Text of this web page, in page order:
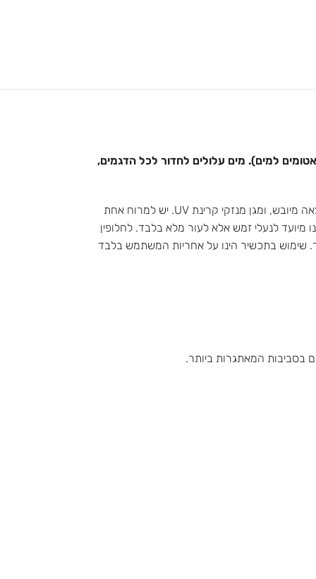
למים). מים עלולים לחדור לכל הדגמים,
מומלץ לטפל בעור הנעליים באמצעות ווקס ייעודי. הטיפול בווקס הופך את העור לדוחה מים (לא אטום למים), מזין אותו בלחות, מפחית סדקים כתוצאה מיובש, ומגן מנזקי קרינת UV. יש למרוח אחת
מיועד לנעלי זמש אלא לעור מלא בלבד. לחלופין
שימוש בתכשיר הינו על אחריות המשתמש בלבד